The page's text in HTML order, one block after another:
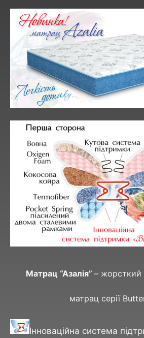
Матрац “Азалія” – жорсткий
матрац серії
Інноваційна система